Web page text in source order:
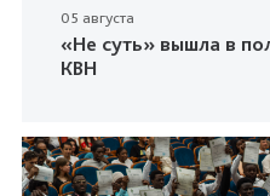
05 августа
«Не суть» вышла в
КВН